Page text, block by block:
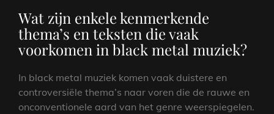
Wat zijn enkele kenmerkende
thema’s en teksten die vaak
voorkomen in black metal muziek?
In black metal muziek komen vaak duistere en
controversiële thema’s naar voren die de rauwe en
onconventionele aard van het genre weerspiegelen.